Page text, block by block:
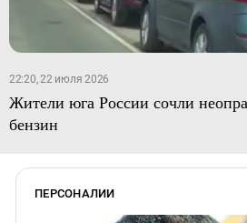
22:20, 22 июля 2026
Жители юга России сочли
бензин
ПЕРСОНАЛИИ